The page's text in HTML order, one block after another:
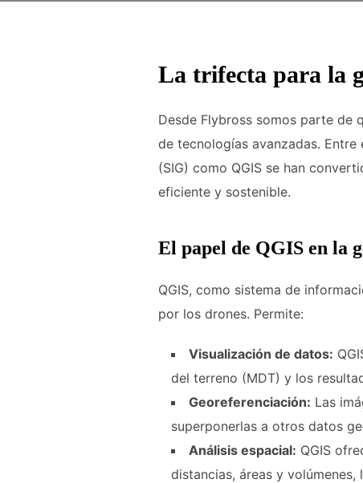
La trifecta para la
Desde Flybross somos parte de
de tecnologías avanzadas.
(SIG) como QGIS se han
eficiente y sostenible.
El papel de QGIS en la
QGIS, como sistema de
por los drones. Permite:
Visualización de datos:
del terreno (MDT) y los
Georeferenciación: Las
superponerlas a otros datos
Análisis espacial: QGIS
distancias, áreas y